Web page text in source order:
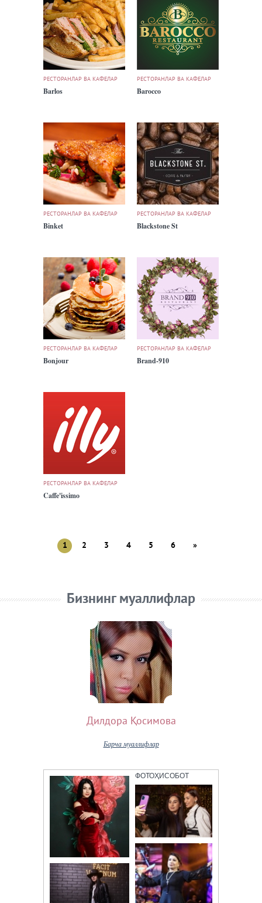
РЕСТОРАНЛАР ВА КАФЕЛАР
Barlos
РЕСТОРАНЛАР ВА КАФЕЛАР
Barocco
РЕСТОРАНЛАР ВА КАФЕЛАР
Binket
РЕСТОРАНЛАР ВА КАФЕЛАР
Blackstone St
РЕСТОРАНЛАР ВА КАФЕЛАР
Bonjour
РЕСТОРАНЛАР ВА КАФЕЛАР
Brand-910
РЕСТОРАНЛАР ВА КАФЕЛАР
Caffe'issimo
1 2 3 4 5 6 »
Бизнинг муаллифлар
Дилдора Қосимова
Барча муаллифлар
ФОТОҲИСОБОТ